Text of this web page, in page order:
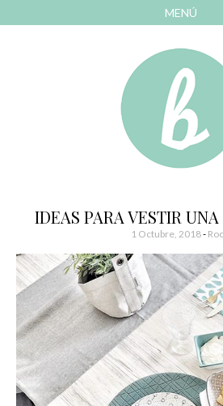
MENÚ
Bonitismos
IDEAS PARA VESTIR
1 Octubre, 2018-